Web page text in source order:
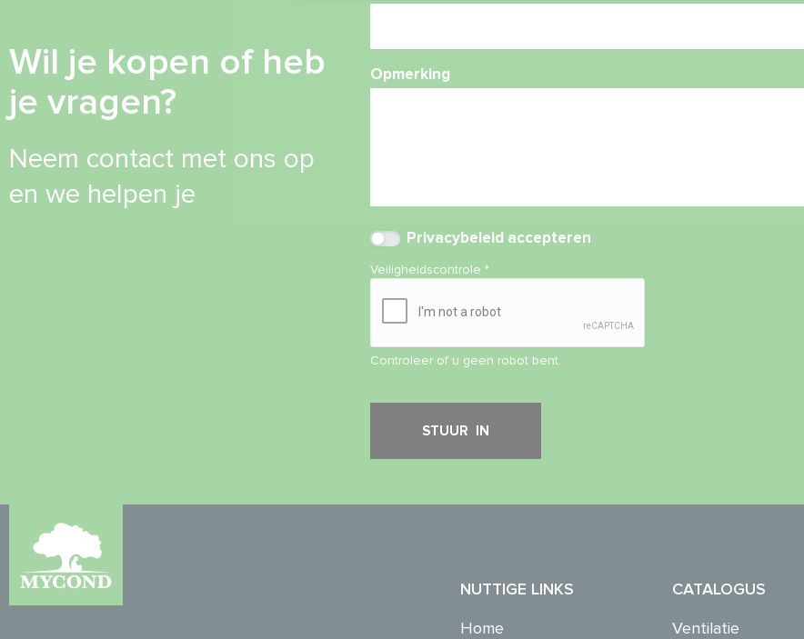
Wil je kopen of heb
je vragen?
Neem contact met ons op
en we helpen je
Opmerking
Privacybeleid accepteren
Veiligheidscontrole*
Controleer of u geen robot bent.
NUTTIGE LINKS
Home
CATALOGUS
Ventilatie